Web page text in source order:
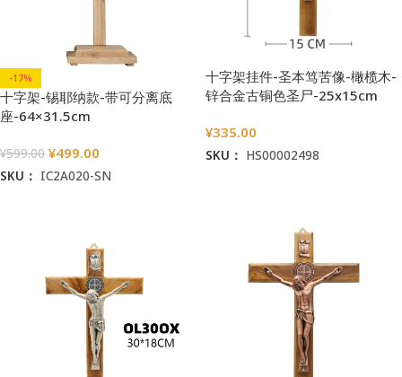
-17%
十字架-锡耶纳款-带可分离底
座-64×31.5cm
¥599.00 ¥499.00
SKU： IC2A020-SN
十字架挂件-圣本笃苦像-橄榄木-
锌合金古铜色圣尸-25x15cm
¥335.00
SKU： HS00002498